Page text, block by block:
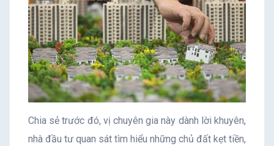
Chia sẻ trước đó, vị chuyên gia này dành lời khuyên,
nhà đầu tư quan sát tìm hiểu những chủ đất kẹt tiền,